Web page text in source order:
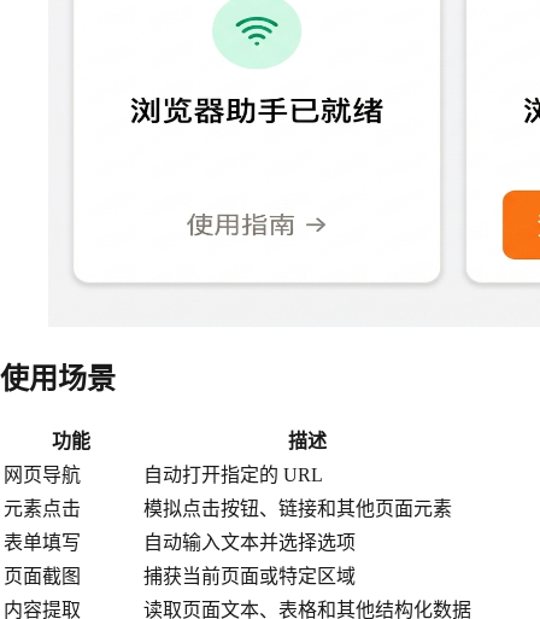
使用场景
功能
描述
网页导航
自动打开指定的 URL
元素点击
模拟点击按钮、链接和其他页面元素
表单填写
自动输入文本并选择选项
页面截图
捕获当前页面或特定区域
内容提取
读取页面文本、表格和其他结构化数据